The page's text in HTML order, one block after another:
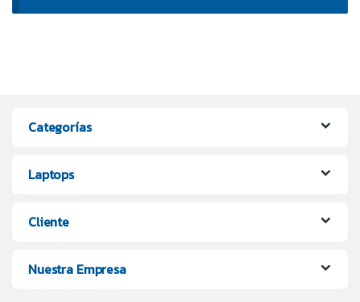
Categorías
Laptops
Cliente
Nuestra Empresa